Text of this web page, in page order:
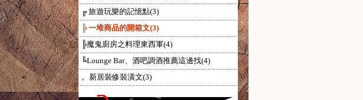
╔ 旅遊玩樂的記憶點(3)
╠ 一堆商品的開箱文(3)
╠魔鬼廚房之料理東西軍(4)
╚Lounge Bar、酒吧調酒推薦這邊找(4)
。新居裝修裝潢文(3)